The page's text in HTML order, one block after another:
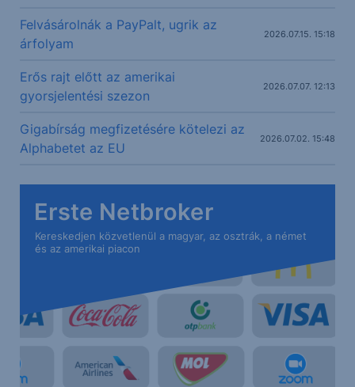
Felvásárolnák a PayPalt, ugrik az
árfolyam
2026.07.15. 15:18
Erős rajt előtt az amerikai
gyorsjelentési szezon
2026.07.07. 12:13
Gigabírság megfizetésére kötelezi az
Alphabetet az EU
2026.07.02. 15:48
Erste Netbroker
Kereskedjen közvetlenül a magyar, az osztrák, a német
és az amerikai piacon